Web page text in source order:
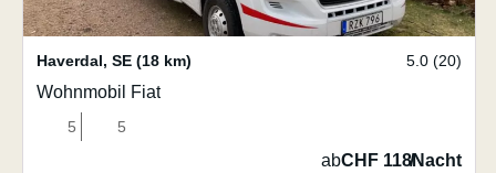
Haverdal, SE (18 km) 5.0 (20)
Wohnmobil Fiat
5 5
abCHF 118/Nacht